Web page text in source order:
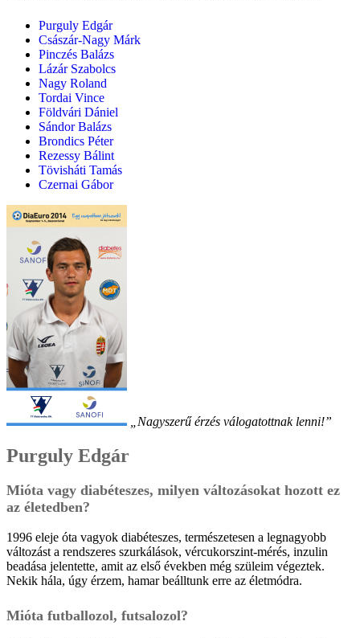
Purguly Edgár
Császár-Nagy Márk
Pinczés Balázs
Lázár Szabolcs
Nagy Roland
Tordai Vince
Földvári Dániel
Sándor Balázs
Brondics Péter
Rezessy Bálint
Tövisháti Tamás
Czernai Gábor
„Nagyszerű érzés válogatottnak lenni!”
Purguly Edgár
Mióta vagy diabéteszes, milyen változásokat hozott ez
az életedben?
1996 eleje óta vagyok diabéteszes, természetesen a legnagyobb
változást a rendszeres szurkálások, vércukorszint-mérés, inzulin
beadása jelentette, amit az első években még szüleim végeztek.
Nekik hála, úgy érzem, hamar beálltunk erre az életmódra.
Mióta futballozol, futsalozol?